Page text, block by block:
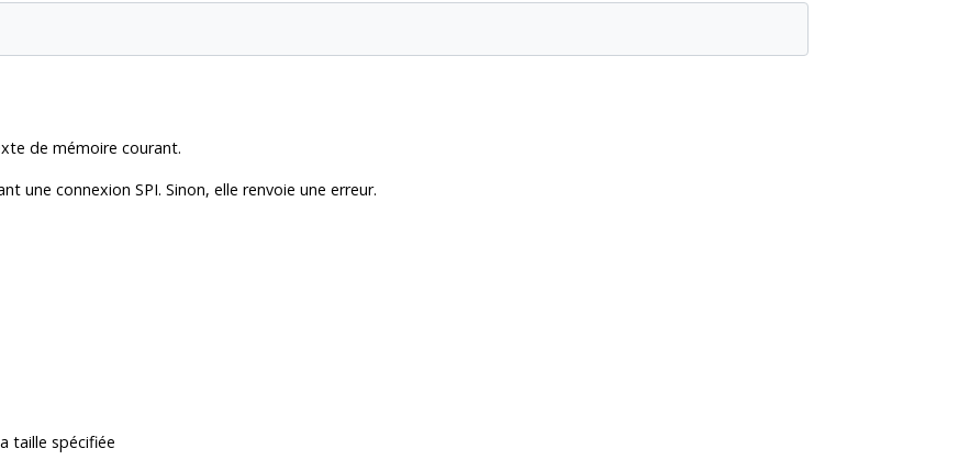
de mémoire courant.
une connexion SPI. Sinon, elle renvoie une erreur.
taille spécifiée